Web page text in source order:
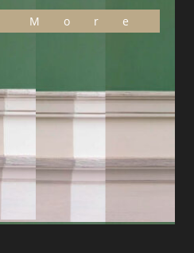
More